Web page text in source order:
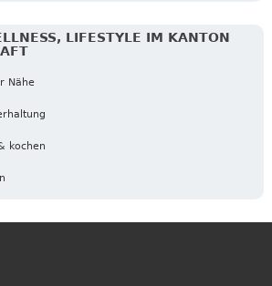
LIFESTYLE IM KANTON
Nähe
kochen